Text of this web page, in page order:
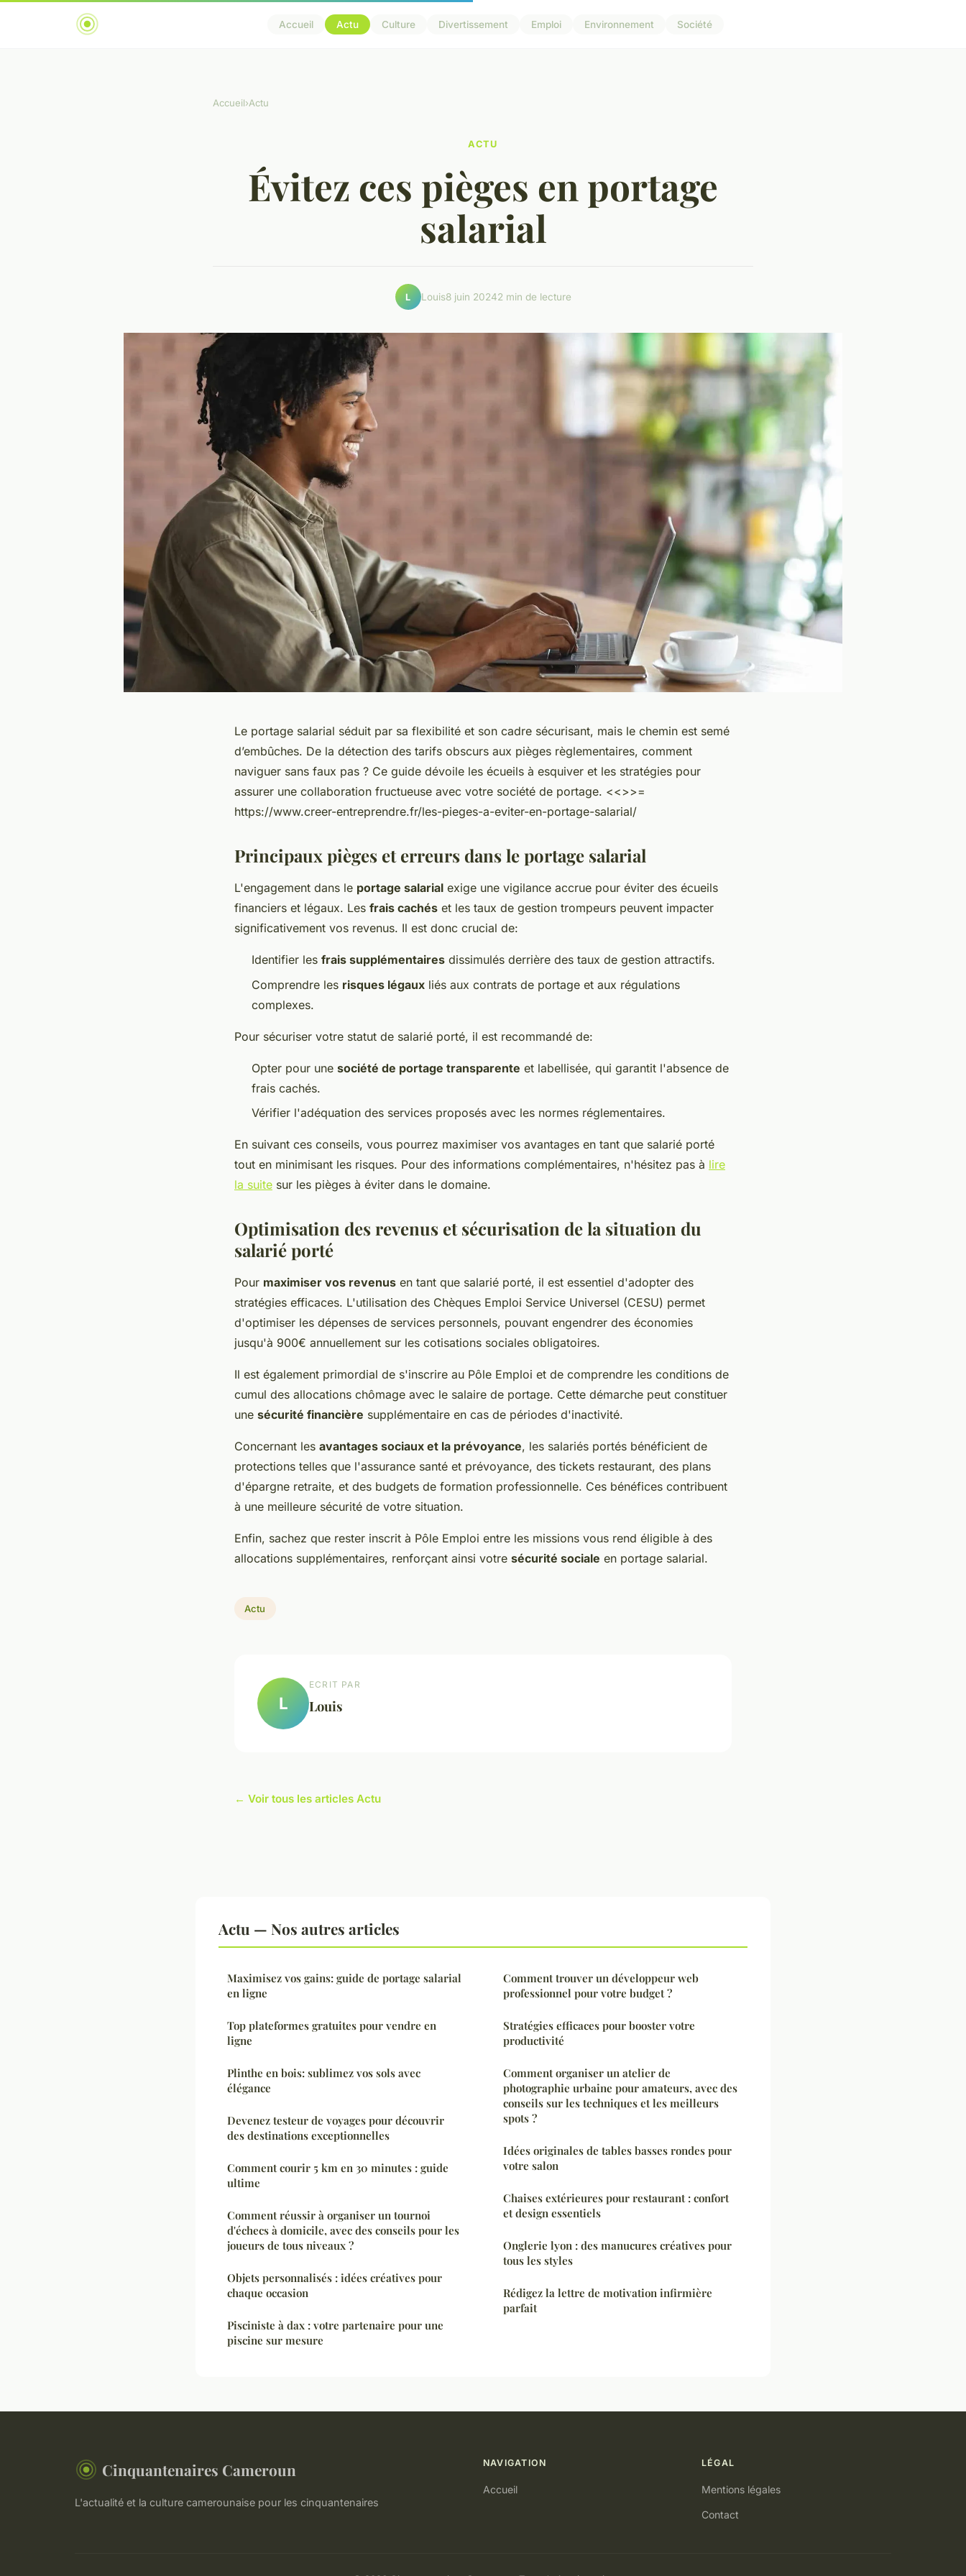
Accueil Actu Culture Divertissement Emploi Environnement Société
Accueil›Actu
ACTU
Évitez ces pièges en portage
salarial
L Louis8 juin 20242 min de lecture
Le portage salarial séduit par sa flexibilité et son cadre sécurisant, mais le chemin est semé
d’embûches. De la détection des tarifs obscurs aux pièges règlementaires, comment
naviguer sans faux pas ? Ce guide dévoile les écueils à esquiver et les stratégies pour
assurer une collaboration fructueuse avec votre société de portage. <<>>=
https://www.creer-entreprendre.fr/les-pieges-a-eviter-en-portage-salarial/
Principaux pièges et erreurs dans le portage salarial
L'engagement dans le portage salarial exige une vigilance accrue pour éviter des écueils
financiers et légaux. Les frais cachés et les taux de gestion trompeurs peuvent impacter
significativement vos revenus. Il est donc crucial de:
Identifier les frais supplémentaires dissimulés derrière des taux de gestion attractifs.
Comprendre les risques légaux liés aux contrats de portage et aux régulations
complexes.
Pour sécuriser votre statut de salarié porté, il est recommandé de:
Opter pour une société de portage transparente et labellisée, qui garantit l'absence de
frais cachés.
Vérifier l'adéquation des services proposés avec les normes réglementaires.
En suivant ces conseils, vous pourrez maximiser vos avantages en tant que salarié porté
tout en minimisant les risques. Pour des informations complémentaires, n'hésitez pas à lire
la suite sur les pièges à éviter dans le domaine.
Optimisation des revenus et sécurisation de la situation du
salarié porté
Pour maximiser vos revenus en tant que salarié porté, il est essentiel d'adopter des
stratégies efficaces. L'utilisation des Chèques Emploi Service Universel (CESU) permet
d'optimiser les dépenses de services personnels, pouvant engendrer des économies
jusqu'à 900€ annuellement sur les cotisations sociales obligatoires.
Il est également primordial de s'inscrire au Pôle Emploi et de comprendre les conditions de
cumul des allocations chômage avec le salaire de portage. Cette démarche peut constituer
une sécurité financière supplémentaire en cas de périodes d'inactivité.
Concernant les avantages sociaux et la prévoyance, les salariés portés bénéficient de
protections telles que l'assurance santé et prévoyance, des tickets restaurant, des plans
d'épargne retraite, et des budgets de formation professionnelle. Ces bénéfices contribuent
à une meilleure sécurité de votre situation.
Enfin, sachez que rester inscrit à Pôle Emploi entre les missions vous rend éligible à des
allocations supplémentaires, renforçant ainsi votre sécurité sociale en portage salarial.
Actu
L
ECRIT PAR
Louis
← Voir tous les articles Actu
Actu — Nos autres articles
Maximisez vos gains: guide de portage salarial
en ligne
Top plateformes gratuites pour vendre en
ligne
Plinthe en bois: sublimez vos sols avec
élégance
Devenez testeur de voyages pour découvrir
des destinations exceptionnelles
Comment courir 5 km en 30 minutes : guide
ultime
Comment réussir à organiser un tournoi
d'échecs à domicile, avec des conseils pour les
joueurs de tous niveaux ?
Objets personnalisés : idées créatives pour
chaque occasion
Pisciniste à dax : votre partenaire pour une
piscine sur mesure
Comment trouver un développeur web
professionnel pour votre budget ?
Stratégies efficaces pour booster votre
productivité
Comment organiser un atelier de
photographie urbaine pour amateurs, avec des
conseils sur les techniques et les meilleurs
spots ?
Idées originales de tables basses rondes pour
votre salon
Chaises extérieures pour restaurant : confort
et design essentiels
Onglerie lyon : des manucures créatives pour
tous les styles
Rédigez la lettre de motivation infirmière
parfait
Cinquantenaires Cameroun
L'actualité et la culture camerounaise pour les cinquantenaires
NAVIGATION
Accueil
LÉGAL
Mentions légales
Contact